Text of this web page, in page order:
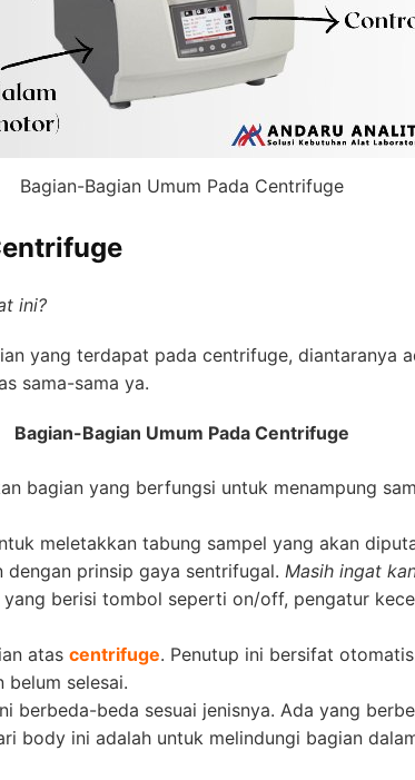
Bagian-Bagian Umum Pada Centrifuge
ini?
yang terdapat pada centrifuge, diantaranya
sama-sama ya.
Bagian-Bagian Umum Pada Centrifuge
bagian yang berfungsi untuk menampung
meletakkan tabung sampel yang akan
dengan prinsip gaya sentrifugal. Masih ingat
yang berisi tombol seperti on/off, pengatur
atas centrifuge. Penutup ini bersifat
belum selesai.
berbeda-beda sesuai jenisnya. Ada yang
body ini adalah untuk melindungi bagian